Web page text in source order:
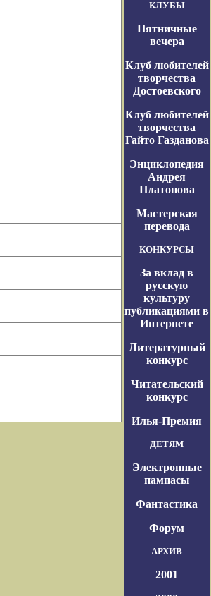
КЛУБЫ
Пятничные
вечера
Клуб любителей
творчества
Достоевского
Клуб любителей
творчества
Гайто Газданова
Энциклопедия
Андрея
Платонова
Мастерская
перевода
КОНКУРСЫ
За вклад в
русскую
культуру
публикациями в
Интернете
Литературный
конкурс
Читательский
конкурс
Илья-Премия
ДЕТЯМ
Электронные
пампасы
Фантастика
Форум
АРХИВ
2001